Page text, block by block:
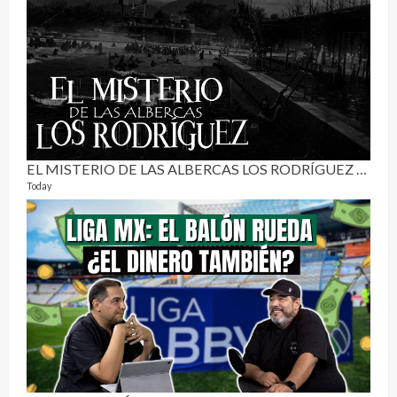
EL MISTERIO DE LAS ALBERCAS LOS RODRÍGUEZ | RELATO PARANORMAL
Today